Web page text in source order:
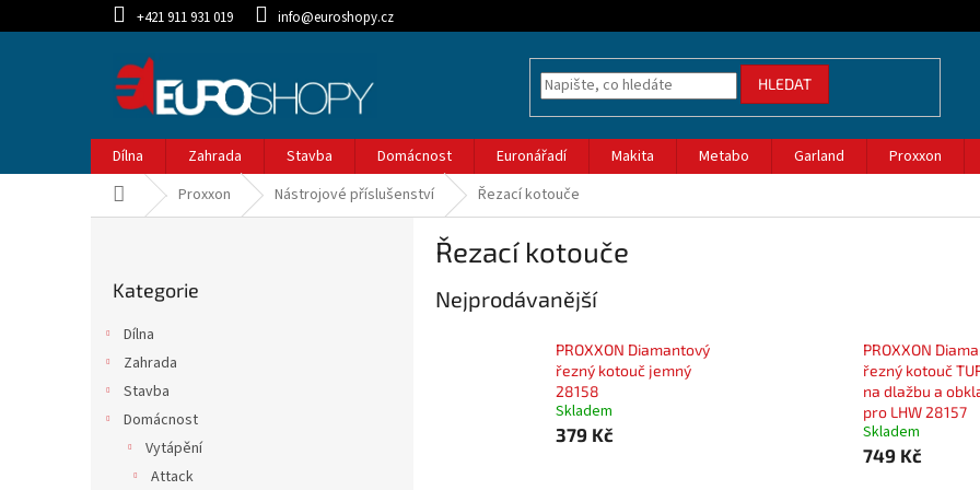
na
+421 911 931 019 info@euroshopy.cz
HLEDAT
Dílna Zahrada Stavba Domácnost Euronářadí Makita Metabo Garland Proxxon
Domů Proxxon Nástrojové příslušenství Řezací kotouče
kategorie
Kategorie
Dílna
Zahrada
Stavba
Domácnost
Vytápění
Attack
Řezací kotouče
Nejprodávanější
PROXXON Diamantový
řezný kotouč jemný
28158
Skladem
379 Kč
PROXXON
řezný kotouč
na dlažbu a
pro LHW 28157
Skladem
749 Kč